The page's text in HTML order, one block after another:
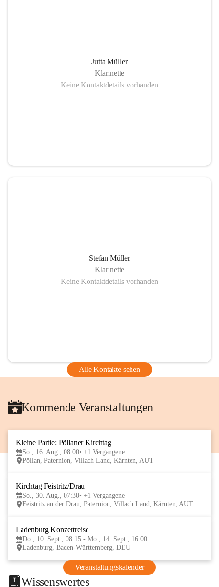
Jutta Müller
Klarinette
Keine Kontaktdetails vorhanden
Stefan Müller
Klarinette
Keine Kontaktdetails vorhanden
Alle Kontakte sehen
Kommende Veranstaltungen
Kleine Partie: Pöllaner Kirchtag
So., 16. Aug., 08:00 +1 Vergangene
Pöllan, Paternion, Villach Land, Kärnten, AUT
Kirchtag Feistritz/Drau
So., 30. Aug., 07:30 +1 Vergangene
Feistritz an der Drau, Paternion, Villach Land, Kärnten, AUT
Ladenburg Konzertreise
Do., 10. Sept., 08:15 - Mo., 14. Sept., 16:00
Ladenburg, Baden-Württemberg, DEU
Veranstaltungskalender
Wissenswertes